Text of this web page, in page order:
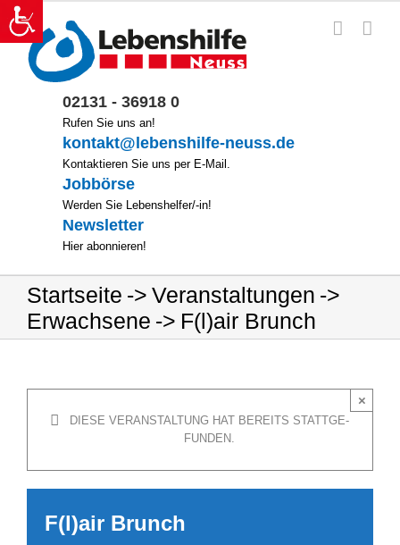
Zum
Inhalt
springen
02131 - 36918 0
Rufen Sie uns an!
kontakt@lebenshilfe-neuss.de
Kontaktieren Sie uns per E-Mail.
Jobbörse
Werden Sie Lebenshelfer/-in!
Newsletter
Hier abonnieren!
Startseite
Veranstaltungen
Erwachsene
F(l)air Brunch
DIE­SE VER­AN­STAL­TUNG HAT BEREITS STATT­GE­
FUN­DEN.
×
F(l)air Brunch